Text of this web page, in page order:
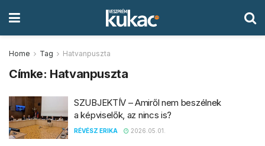
Home Tag Hatvanpuszta
Címke: Hatvanpuszta
SZUBJEKTÍV – Amiről nem beszélnek
a képviselők, az nincs is?
RÉVÉSZ ERIKA 2026.05.01.